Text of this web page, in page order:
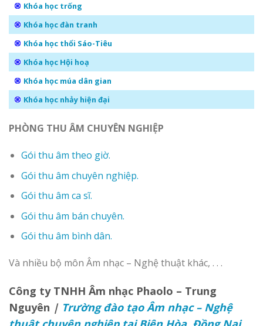
Khóa học trống
Khóa học đàn tranh
Khóa học thổi Sáo-Tiêu
Khóa học Hội hoạ
Khóa học múa dân gian
Khóa học nhảy hiện đại
PHÒNG THU ÂM CHUYÊN NGHIỆP
Gói thu âm theo giờ.
Gói thu âm chuyên nghiệp.
Gói thu âm ca sĩ.
Gói thu âm bán chuyên.
Gói thu âm bình dân.
Và nhiều bộ môn Âm nhạc – Nghệ thuật khác, . . .
Công ty TNHH Âm nhạc Phaolo – Trung
Nguyên | Trường đào tạo Âm nhạc – Nghệ